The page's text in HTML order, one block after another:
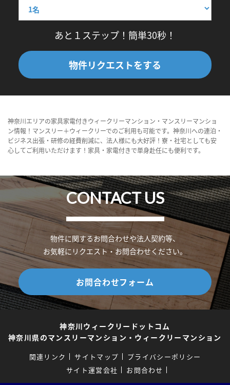
あと１ステップ！簡単30秒！
物件リクエストをする
神奈川エリアの家具家電付きウィークリーマンション・マンスリーマンショ
ン情報！マンスリー＋ウィークリーでのご利用も可能です。神奈川への連泊・
ビジネス出張・研修の経費削減に、法人様にも大好評！寮・社宅としても安
心してご利用いただけます！家具・家電付きで単身赴任にも便利です。
CONTACT US
物件に関するお問合わせや法人契約等、
お気軽にリクエスト・お問合わせください。
お問合わせフォーム
神奈川ウィークリードットコム
神奈川県のマンスリーマンション・ウィークリーマンション
関連リンク サイトマップ
プライバシーポリシー
サイト運営会社
お問合わせ